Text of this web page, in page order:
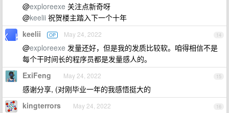
@exploreexe 关注点新奇呀
@keelii 祝贺楼主踏入下一个十年
14
keelii OP May 24, 2022
@exploreexe 发量还好，但是我的发质比较软。咱得相信不是
每个干时间长的程序员都是发量感人的。
15
ExiFeng May 24, 2022
感谢分享, (对刚毕业一年的我感悟挺大的
16
kingterrors May 24, 2022